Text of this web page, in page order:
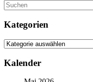
Kategorien
Kategorien
Kalender